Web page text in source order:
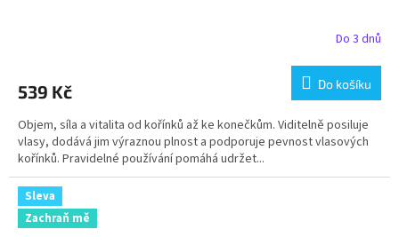
Do 3 dnů
539 Kč Do košíku
Objem, síla a vitalita od kořínků až ke konečkům. Viditelně posiluje
vlasy, dodává jim výraznou plnost a podporuje pevnost vlasových
kořínků. Pravidelné používání pomáhá udržet...
Sleva
Zachraň mě